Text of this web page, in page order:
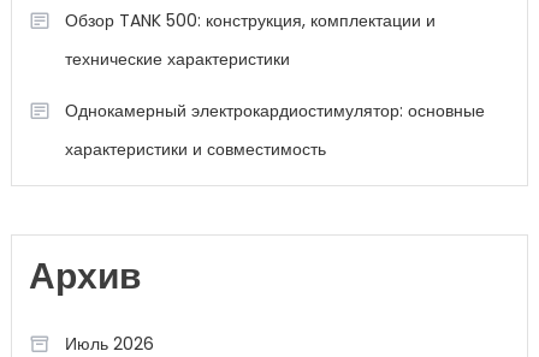
Обзор TANK 500: конструкция, комплектации и
технические характеристики
Однокамерный электрокардиостимулятор: основные
характеристики и совместимость
Архив
Июль 2026